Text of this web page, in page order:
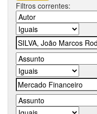
Filtros correntes: